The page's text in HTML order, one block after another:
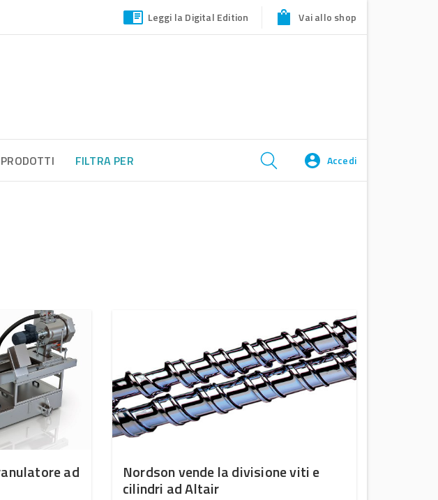
Leggi la Digital Edition Vai allo shop
PRODOTTI FILTRA PER Accedi
ad Nordson vende la divisione viti e
cilindri ad Altair